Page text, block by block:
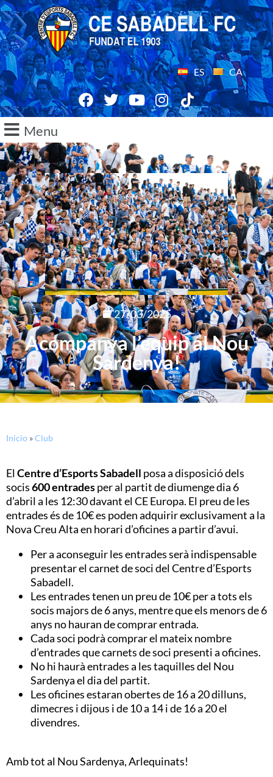
ES CA
Menu
27/03/2025
Acompanya l’equip al Nou
Sardenya!
Inicio »Club
ElCentre d’Esports Sabadell posa a disposició dels
socis600 entradesper al partit de diumenge dia 6
d’abril a les 12:30 davant el CE Europa. El preu de les
entrades és de 10€ es poden adquirir exclusivament a la
Nova Creu Alta en horari d’oficines a partir d’avui.
Per a aconseguir les entrades serà indispensable
presentar el carnet de soci del Centre d’Esports
Sabadell.
Les entrades tenen un preu de 10€ per a tots els
socis majors de 6 anys, mentre que els menors de 6
anys no hauran de comprar entrada.
Cada soci podrà comprar el mateix nombre
d’entrades que carnets de soci presenti a oficines.
No hi haurà entrades a les taquilles del Nou
Sardenya el dia del partit.
Les oficines estaran obertes de 16 a 20 dilluns,
dimecres i dijous i de 10 a 14 i de 16 a 20 el
divendres.
Amb tot al Nou Sardenya, Arlequinats!